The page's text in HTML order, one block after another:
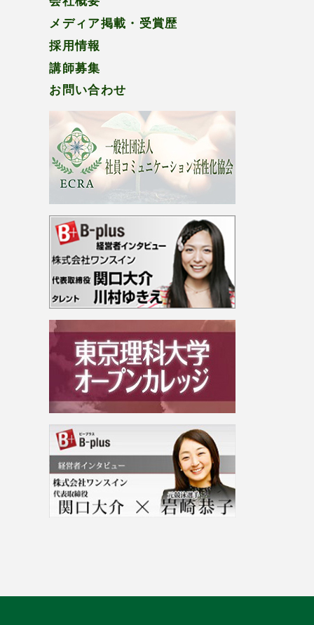
メディア掲載・受賞歴
採用情報
講師募集
お問い合わせ